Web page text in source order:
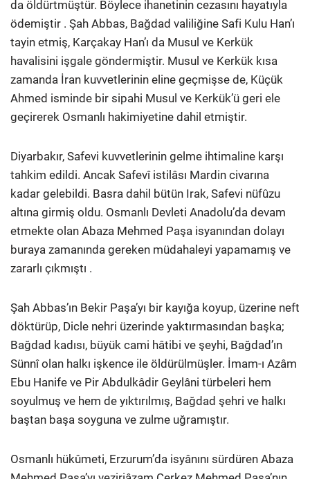
da öldürtmüştür. Böylece ihanetinin cezasını hayatıyla
ödemiştir . Şah Abbas, Bağdad valiliğine Safi Kulu Han’ı
tayin etmiş, Karçakay Han’ı da Musul ve Kerkük
havalisini işgale göndermiştir. Musul ve Kerkük kısa
zamanda İran kuvvetlerinin eline geçmişse de, Küçük
Ahmed isminde bir sipahi Musul ve Kerkük’ü geri ele
geçirerek Osmanlı hakimiyetine dahil etmiştir.
Diyarbakır, Safevi kuvvetlerinin gelme ihtimaline karşı
tahkim edildi. Ancak Safevî istilâsı Mardin civarına
kadar gelebildi. Basra dahil bütün Irak, Safevi nüfûzu
altına girmiş oldu. Osmanlı Devleti Anadolu’da devam
etmekte olan Abaza Mehmed Paşa isyanından dolayı
buraya zamanında gereken müdahaleyi yapamamış ve
zararlı çıkmıştı .
Şah Abbas’ın Bekir Paşa’yı bir kayığa koyup, üzerine neft
döktürüp, Dicle nehri üzerinde yaktırmasından başka;
Bağdad kadısı, büyük cami hâtibi ve şeyhi, Bağdad’ın
Sünnî olan halkı işkence ile öldürülmüşler. İmam-ı Azâm
Ebu Hanife ve Pir Abdulkâdir Geylâni türbeleri hem
soyulmuş ve hem de yıktırılmış, Bağdad şehri ve halkı
baştan başa soyguna ve zulme uğramıştır.
Osmanlı hükûmeti, Erzurum’da isyânını sürdüren Abaza